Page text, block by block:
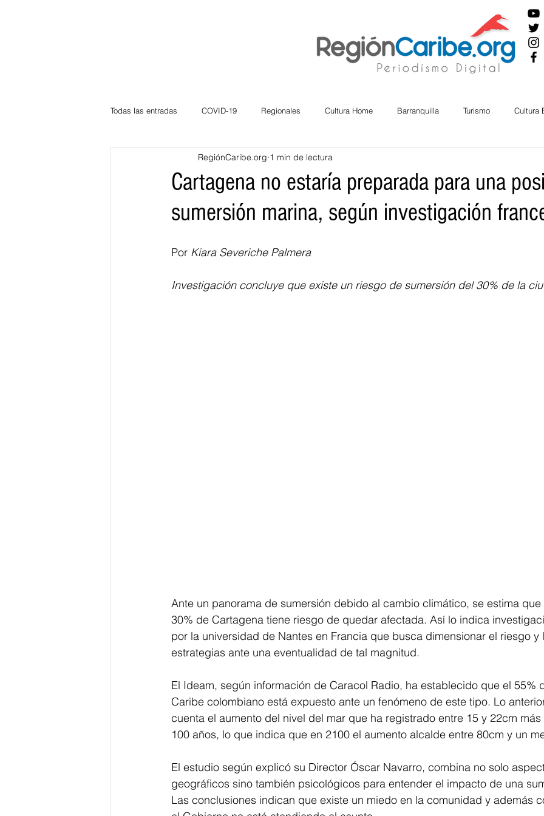
Todas las entradas COVID-19 Regionales Cultura Home Barranquilla Turismo Cultura
Atlántico La Guajira Cesar
Bloggeros Hermanos Mayores Economía RAP CARIBE Política
Educación BID BIENESTAR
Cartagena no estaría preparada para una
sumersión marina, según investigación
RegiónCaribe.org 1 min de lectura
Por Kiara Severiche Palmera
Investigación concluye que existe un riesgo de sumersión del 30% de la
Ante un panorama de sumersión debido al cambio climático, se estima que
30% de Cartagena tiene riesgo de quedar afectada. Así lo indica
por la universidad de Nantes en Francia que busca dimensionar el riesgo y
estrategias ante una eventualidad de tal magnitud.
El Ideam, según información de Caracol Radio, ha establecido que el 55%
Caribe colombiano está expuesto ante un fenómeno de este tipo. Lo
cuenta el aumento del nivel del mar que ha registrado entre 15 y 22cm
100 años, lo que indica que en 2100 el aumento alcalde entre 80cm y un
El estudio según explicó su Director Óscar Navarro, combina no solo
geográficos sino también psicológicos para entender el impacto de una
Las conclusiones indican que existe un miedo en la comunidad y además